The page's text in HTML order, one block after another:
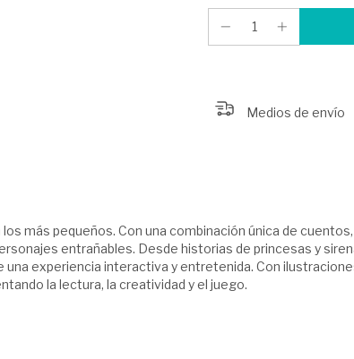
Medios de envío
más pequeños. Con una combinación única de
entrañables. Desde historias de princesas y
experiencia interactiva y entretenida. Con
la lectura, la creatividad y el juego.